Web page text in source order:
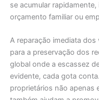
se acumular
orçamento familiar ou
A reparação imediata
para a preservação dos
global onde a escassez
evidente, cada gota
proprietários não apenas